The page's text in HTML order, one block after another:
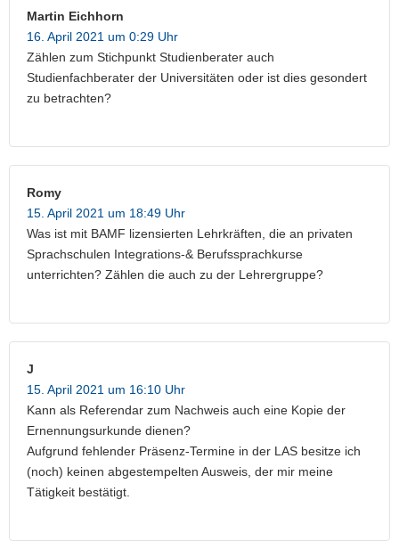
Martin Eichhorn
16. April 2021 um 0:29 Uhr
Zählen zum Stichpunkt Studienberater auch
Studienfachberater der Universitäten oder ist dies gesondert
zu betrachten?
Romy
15. April 2021 um 18:49 Uhr
Was ist mit BAMF lizensierten Lehrkräften, die an privaten
Sprachschulen Integrations-& Berufssprachkurse
unterrichten? Zählen die auch zu der Lehrergruppe?
J
15. April 2021 um 16:10 Uhr
Kann als Referendar zum Nachweis auch eine Kopie der
Ernennungsurkunde dienen?
Aufgrund fehlender Präsenz-Termine in der LAS besitze ich
(noch) keinen abgestempelten Ausweis, der mir meine
Tätigkeit bestätigt.